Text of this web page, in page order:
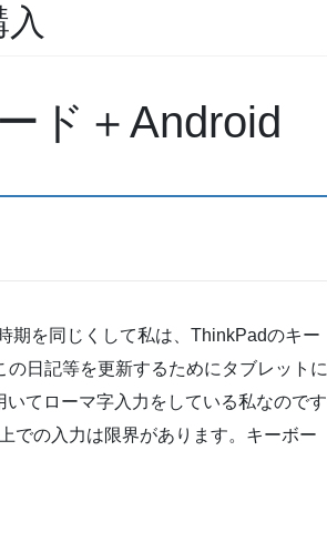
ド＋Android
期を同じくして私は、ThinkPadのキー
日記等を更新するためにタブレットに
てローマ字入力をしている私なのです
での入力は限界があります。キーボー